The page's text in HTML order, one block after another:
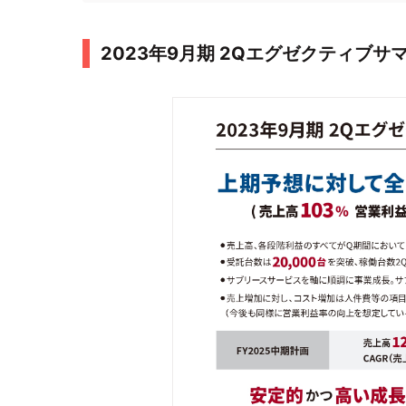
2023年9月期 2Qエグゼクティブサ